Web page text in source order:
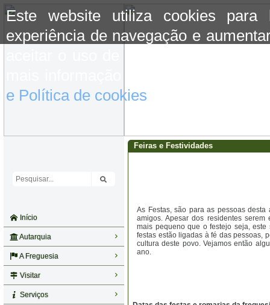
Este website utiliza cookies para
experiência de navegação e
e Política de cookies
Início
Autarquia
A Freguesia
Visitar
Serviços
Feiras e Festividades
As Festas, são para as pessoas
amigos. Apesar dos residentes
mais pequeno que o festejo seja,
festas estão ligadas à fé das pessoas,
cultura deste povo. Vejamos então
ano.